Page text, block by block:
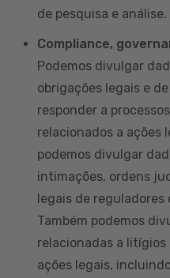
de pesquisa e análise.
Compliance,
Podemos divulgar
obrigações legais e
responder a
relacionados a ações
podemos divulgar
intimações, ordens
legais de reguladores
Também podemos
relacionadas a
ações legais,